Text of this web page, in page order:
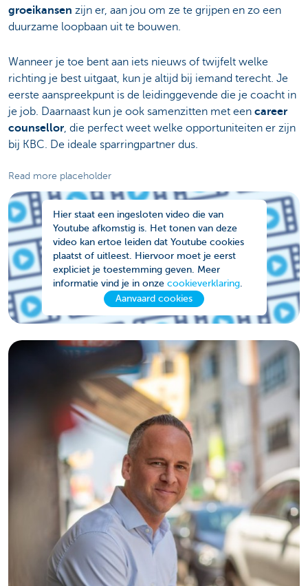
groeikansen zijn er, aan jou om ze te grijpen en zo een
duurzame loopbaan uit te bouwen.
Wanneer je toe bent aan iets nieuws of twijfelt welke
richting je best uitgaat, kun je altijd bij iemand terecht. Je
eerste aanspreekpunt is de leidinggevende die je coacht in
je job. Daarnaast kun je ook samenzitten met een career
counsellor, die perfect weet welke opportuniteiten er zijn
bij KBC. De ideale sparringpartner dus.
Read more placeholder
Hier staat een ingesloten video die van
Youtube afkomstig is. Het tonen van deze
video kan ertoe leiden dat Youtube cookies
plaatst of uitleest. Hiervoor moet je eerst
expliciet je toestemming geven. Meer
informatie vind je in onze cookieverklaring.
Aanvaard cookies